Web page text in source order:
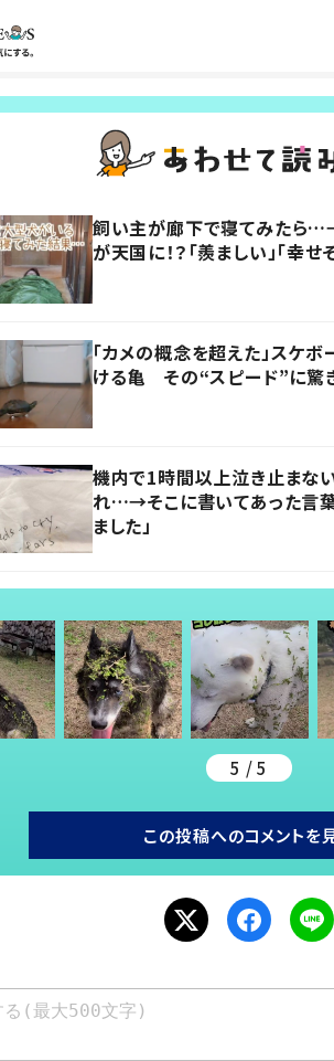
飼い主が廊下で寝てみたら
が天国に！？「羨ましい」「幸せ
「カメの概念を超えた」スケ
ける亀 その“スピード”に驚
機内で1時間以上泣き止まな
れ…→そこに書いてあった言葉
ました」
5 / 5
この投稿へのコメントを